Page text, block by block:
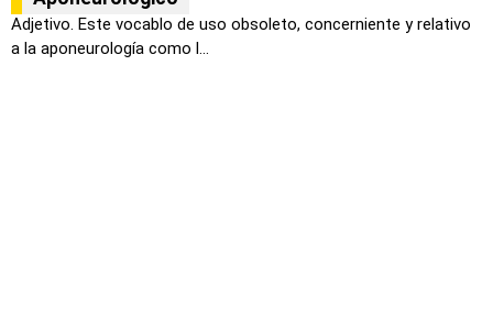
Adjetivo. Este vocablo de uso obsoleto, concerniente y relativo
a la aponeurología como l...